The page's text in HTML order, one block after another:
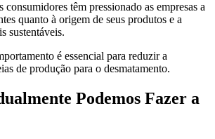
consumidores têm pressionado as empresas a
quanto à origem de seus produtos e a
sustentáveis.
é essencial para reduzir a
de produção para o desmatamento.
Podemos Fazer a